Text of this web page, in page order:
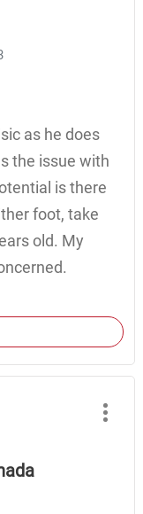
as he does
the issue with
is there
foot, take
old. My